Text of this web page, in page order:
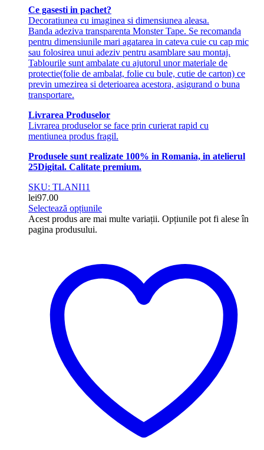
Ce gasesti in pachet?
Decoratiunea cu imaginea si dimensiunea aleasa.
Banda adeziva transparenta Monster Tape. Se recomanda
pentru dimensiunile mari agatarea in cateva cuie cu cap mic
sau folosirea unui adeziv pentru asamblare sau montaj.
Tablourile sunt ambalate cu ajutorul unor materiale de
protectie(folie de ambalat, folie cu bule, cutie de carton) ce
previn umezirea si deterioarea acestora, asigurand o buna
transportare.
Livrarea Produselor
Livrarea produselor se face prin curierat rapid cu
mentiunea produs fragil.
Produsele sunt realizate 100% in Romania, in atelierul
25Digital. Calitate premium.
SKU: TLANI11
lei97.00
Selectează opțiunile
Acest produs are mai multe variații. Opțiunile pot fi alese în
pagina produsului.